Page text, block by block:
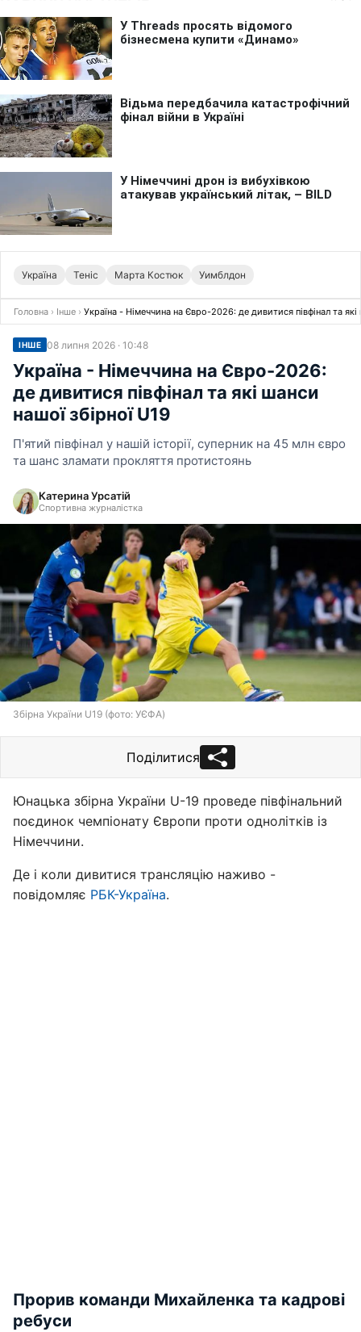
Україна Теніс Марта Костюк Уимблдон
Головна › Інше › Україна - Німеччина на Євро-2026: де дивитися півфінал та які
ІНШЕ 08 липня 2026 · 10:48
Україна - Німеччина на Євро-2026:
де дивитися півфінал та які шанси
нашої збірної U19
П'ятий півфінал у нашій історії, суперник на 45 млн євро
та шанс зламати прокляття протистоянь
Катерина Урсатій
Спортивна журналістка
Збірна України U19 (фото: УЄФА)
Поділитися
Юнацька збірна України U-19 проведе півфінальний
поєдинок чемпіонату Європи проти однолітків із
Німеччини.
Де і коли дивитися трансляцію наживо -
повідомляє РБК-Україна.
Прорив команди Михайленка та кадрові
ребуси